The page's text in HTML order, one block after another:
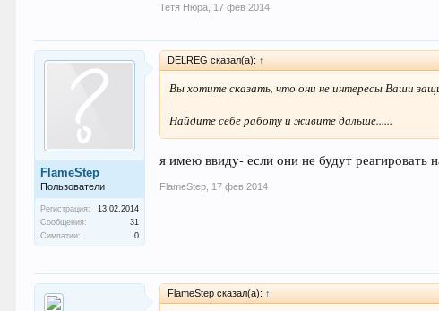
Тетя Нюра 17 фев 2014
FlameStep
Пользователи
Регистрация:
13.02.2014
Сообщения:
31
Симпатии:
0
DELREG сказал(а): ↑
Вы хотите сказать, что они не интересы Ваши
Найдите себе работу и живите дальше......
я имею ввиду- если они не будут реагировать
FlameStep 17 фев 2014
FlameStep сказал(а): ↑